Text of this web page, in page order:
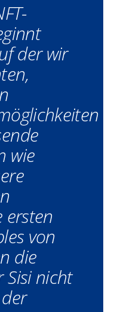
der wir
wie
ersten
von
die
Sisi nicht